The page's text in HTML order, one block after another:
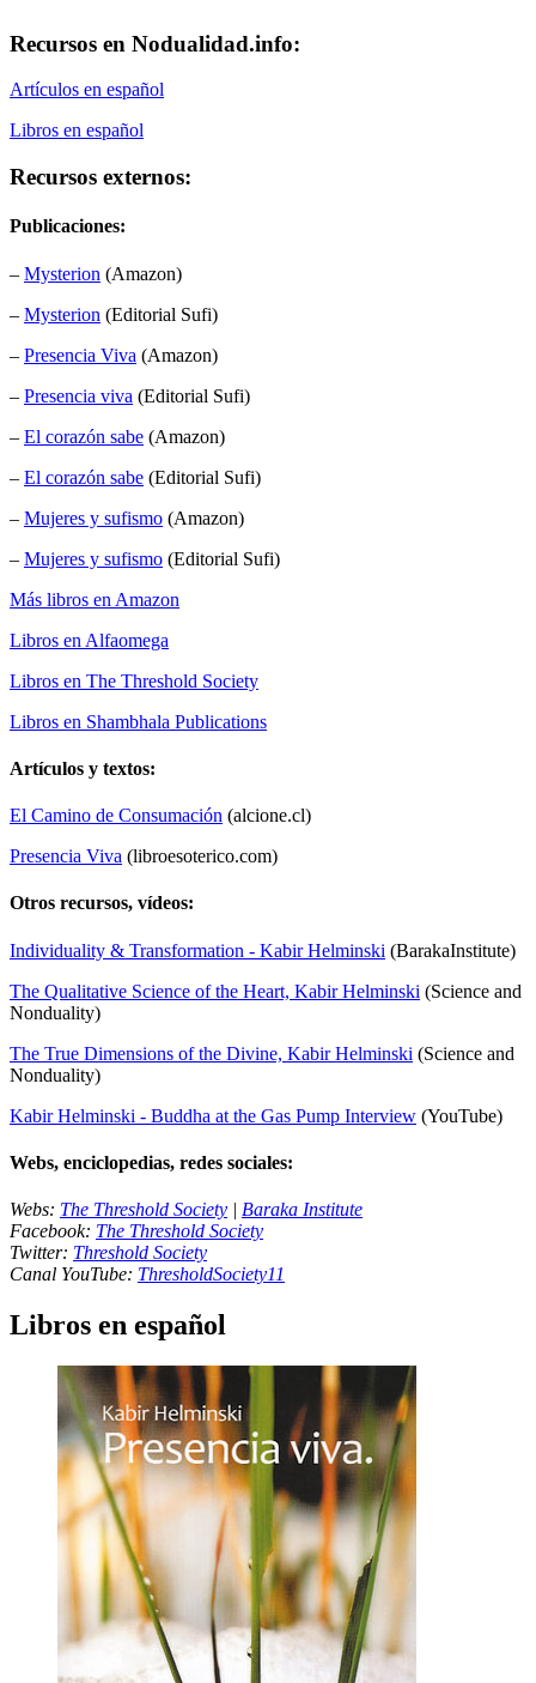
Recursos en Nodualidad.info:
Artículos en español
Libros en español
Recursos externos:
Publicaciones:
– Mysterion (Amazon)
– Mysterion (Editorial Sufi)
– Presencia Viva (Amazon)
– Presencia viva (Editorial Sufi)
– El corazón sabe (Amazon)
– El corazón sabe (Editorial Sufi)
– Mujeres y sufismo (Amazon)
– Mujeres y sufismo (Editorial Sufi)
Más libros en Amazon
Libros en Alfaomega
Libros en The Threshold Society
Libros en Shambhala Publications
Artículos y textos:
El Camino de Consumación (alcione.cl)
Presencia Viva (libroesoterico.com)
Otros recursos, vídeos:
Individuality & Transformation - Kabir Helminski (BarakaInstitute)
The Qualitative Science of the Heart, Kabir Helminski (Science and
Nonduality)
The True Dimensions of the Divine, Kabir Helminski (Science and
Nonduality)
Kabir Helminski - Buddha at the Gas Pump Interview (YouTube)
Webs, enciclopedias, redes sociales:
Webs: The Threshold Society | Baraka Institute
Facebook: The Threshold Society
Twitter: Threshold Society
Canal YouTube: ThresholdSociety11
Libros en español